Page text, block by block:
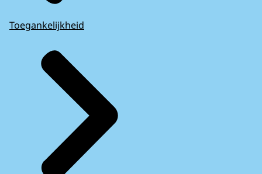
Toegankelijkheid